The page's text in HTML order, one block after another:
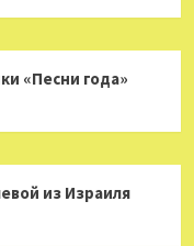
«Песни года»
из Израиля